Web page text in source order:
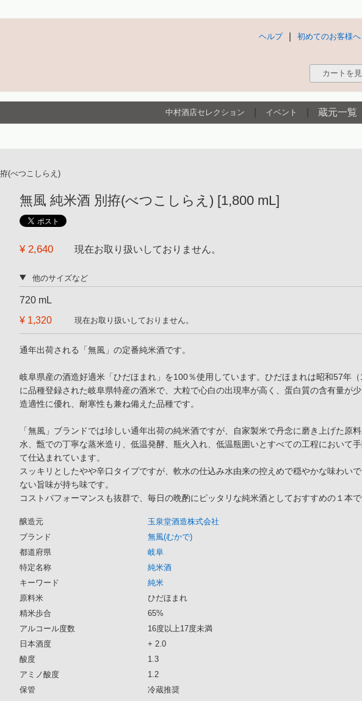
初めてのお客様へ
ヘルプ
カートを
中村酒店セレクション イベント 蔵元一覧
(べつこしらえ)
無風 純米酒 別拵(べつこしらえ) [1,800 mL]
¥ 2,640 現在お取り扱いしておりません。
他のサイズなど
720 mL
¥ 1,320
現在お取り扱いしておりません。
通年出荷される「無風」の定番純米酒です。
岐阜県産の酒造好適米「ひだほまれ」を100％使用しています。ひだほまれは昭和57年（
に品種登録された岐阜県特産の酒米で、大粒で心白の出現率が高く、蛋白質の含有量が
造適性に優れ、耐寒性も兼ね備えた品種です。
「無風」ブランドでは珍しい通年出荷の純米酒ですが、自家製米で丹念に磨き上げた原
水、甑での丁寧な蒸米造り、低温発酵、瓶火入れ、低温瓶囲いとすべての工程において
て仕込まれています。
スッキリとしたやや辛口タイプですが、軟水の仕込み水由来の控えめで穏やかな味わいで
ない旨味が持ち味です。
コストパフォーマンスも抜群で、毎日の晩酌にピッタリな純米酒としておすすめの１本で
醸造元
玉泉堂酒造株式会社
ブランド
無風(むかで)
都道府県
岐阜
特定名称
純米酒
キーワード
純米
原料米
ひだほまれ
精米歩合
65%
アルコール度数
16度以上17度未満
日本酒度
+ 2.0
酸度
1.3
アミノ酸度
1.2
保管
冷蔵推奨